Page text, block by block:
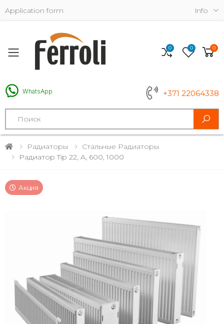
Application form Info
Toggle mobile menu
WhatsApp +371 22064338
Search
0 0 0
Радиаторы
Стальные Радиаторы
Радиатор Tip 22, A, 600, 1000
Акция